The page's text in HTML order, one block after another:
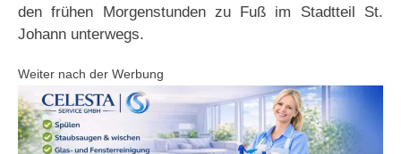
den frühen Morgenstunden zu Fuß im Stadtteil St.
Johann unterwegs.
Weiter nach der Werbung